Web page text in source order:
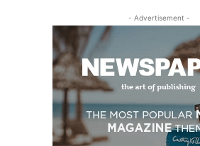
- Advertisement -